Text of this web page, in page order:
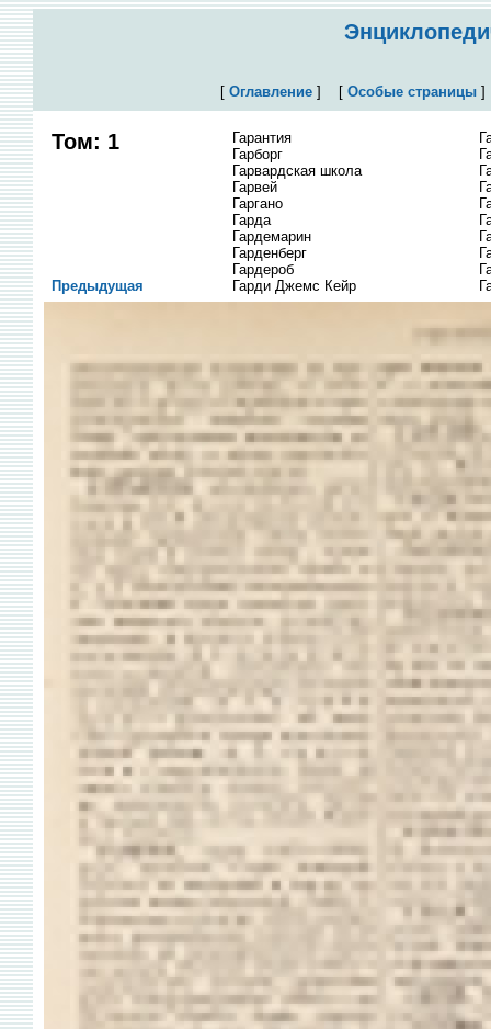
[ Оглавление] [ Особые страницы
Том: 1
Гарантия
Гарборг
Гарвардская школа
Гарвей
Гаргано
Гарда
Гардемарин
Гарденберг
Гардероб
Гарди Джемс Кейр
Предыдущая